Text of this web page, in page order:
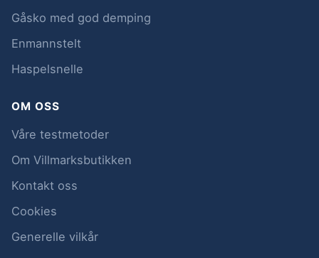
Gåsko med god demping
Enmannstelt
Haspelsnelle
OM OSS
Våre testmetoder
Om Villmarksbutikken
Kontakt oss
Cookies
Generelle vilkår